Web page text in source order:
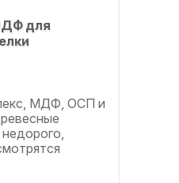
для
МДФ, ОСП и